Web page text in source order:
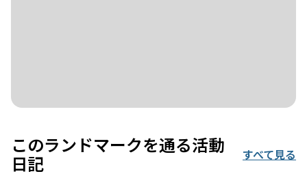
このランドマークを通る活動
日記
すべて見る